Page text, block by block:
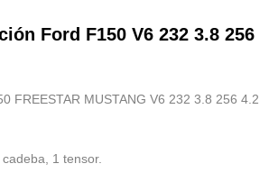
Ford F150 V6 232 3.8 256
FREESTAR MUSTANG V6 232 3.8 256 4.2
1 tensor.